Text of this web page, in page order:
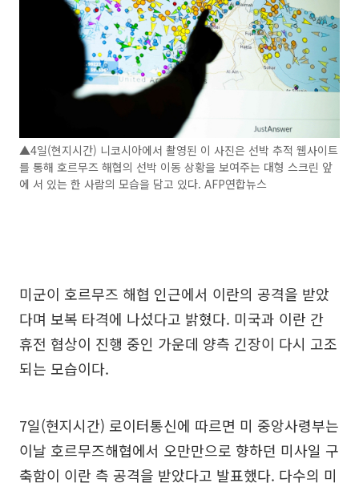
▲4일(현지시간) 니코시아에서 촬영된 이 사진은 선박 추적 웹사이트
를 통해 호르무즈 해협의 선박 이동 상황을 보여주는 대형 스크린 앞
에 서 있는 한 사람의 모습을 담고 있다. AFP연합뉴스
미군이 호르무즈 해협 인근에서 이란의 공격을 받았
다며 보복 타격에 나섰다고 밝혔다. 미국과 이란 간
휴전 협상이 진행 중인 가운데 양측 긴장이 다시 고조
되는 모습이다.
7일(현지시간) 로이터통신에 따르면 미 중앙사령부는
이날 호르무즈해협에서 오만만으로 향하던 미사일 구
축함이 이란 측 공격을 받았다고 발표했다. 다수의 미